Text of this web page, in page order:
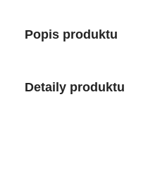
Popis produktu
Detaily produktu